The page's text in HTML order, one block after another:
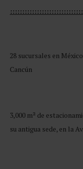
28 sucursales en
Cancún
3,000 m² de
su antigua sede, en la